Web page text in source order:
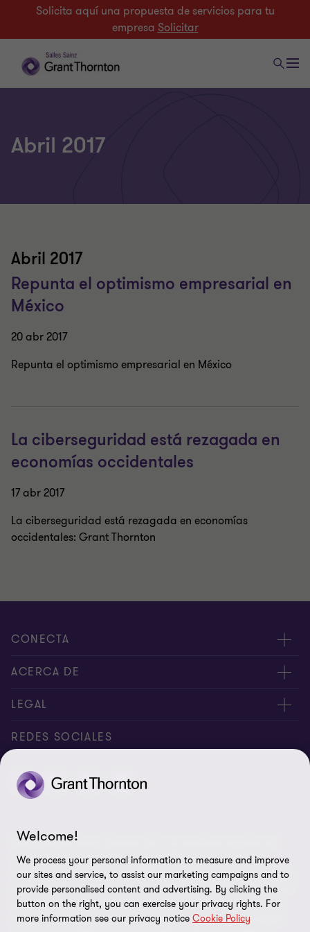
Solicita aquí una propuesta de servicios para tu
empresa Solicitar
Abril 2017
Abril 2017
Repunta el optimismo empresarial en
México
20 abr 2017
Repunta el optimismo empresarial en México
La ciberseguridad está rezagada en
economías occidentales
17 abr 2017
La ciberseguridad está rezagada en economías
occidentales: Grant Thornton
CONECTA
Nuestros expertos
Alertas
Reporte de Tiempo
Reporte de Tiempo Administración
ACERCA DE
Nosotros
Empleos
Perspectivas
LEGAL
Aviso legal
Contacto
REDES SOCIALES
© Salles Sainz Grant Thornton S.C., es una firma miembro de
Grant Thornton International Ltd (GTIL). GTIL y sus firmas
miembro no forman una sociedad internacional, los servicios son
prestados por las firmas miembro. GTIL y sus firmas miembro no
se representan ni obligan entre si y no son responsables de los
actos u omisiones de las demás. Grant Thornton es una de las
Welcome!
We process your personal information to measure and improve
our sites and service, to assist our marketing campaigns and to
provide personalised content and advertising. By clicking the
button on the right, you can exercise your privacy rights. For
more information see our privacy notice Cookie Policy